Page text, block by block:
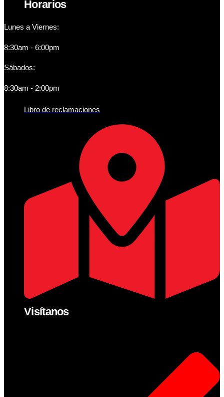
Horarios
Lunes a Viernes:
8:30am - 6:00pm
Sábados:
8:30am - 2:00pm
Libro de reclamaciones
Visítanos